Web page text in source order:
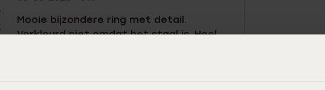
Mooie bijzondere ring met detail.
Verkleurd niet omdat het staal is. Heel